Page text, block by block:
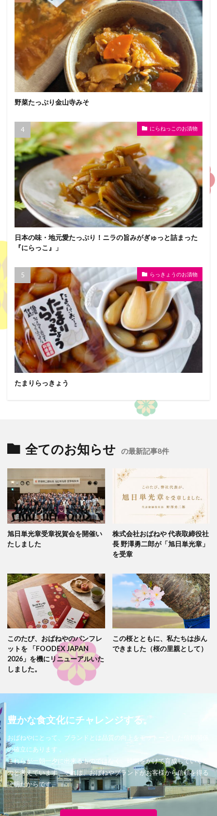
野菜たっぷり金山寺みそ
にらねっこのお漬物
日本の味・地元愛たっぷり！ニラの旨みがぎゅっと詰まった
『にらっこ』」
らっきょうのお漬物
たまりらっきょう
全てのお知らせ の最新記事8件
旭日単光章受章祝賀会を開催い
たしました
株式会社おばねや 代表取締役社
長 野澤勇二郎が「旭日単光章」
を受章
このたび、おばねやのパンフレ
ットを 「FOODEX JAPAN
2026」を機にリニューアルいた
しました。
この桜とともに、私たちは歩ん
できました（桜の里親として）
豊かな食文化にチャレンジする。
おばねやにとって、ブランドとは品質の向上をモットーとした信頼関係
の確立にあります 。
これらが一朝一夕に出来るものではなく、時間をかけて育成していくも
のと考えています。それは、おばねやブランドがお客様から信頼を得る
証明だからです。